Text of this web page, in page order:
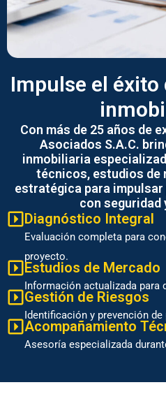
Impulse el éxito
Con más de 25 años de
Asociados S.A.C.
inmobiliaria
técnicos, estudios de
estratégica para
con seguridad
Diagnóstico Integral
Evaluación completa para
proyecto.
Estudios de Mercado
Información actualizada para
Gestión de Riesgos
Identificación y prevención
Acompañamiento
Asesoría especializada